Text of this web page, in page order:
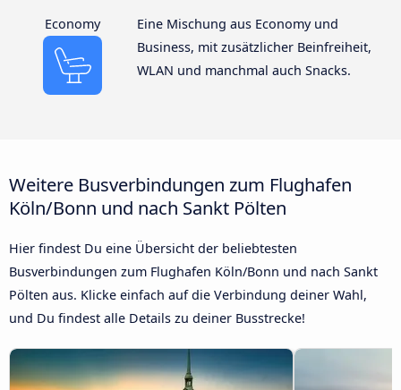
Economy
Eine Mischung aus Economy und
Business, mit zusätzlicher Beinfreiheit,
WLAN und manchmal auch Snacks.
Weitere Busverbindungen zum Flughafen
Köln/Bonn und nach Sankt Pölten
Hier findest Du eine Übersicht der beliebtesten
Busverbindungen zum Flughafen Köln/Bonn und nach Sankt
Pölten aus. Klicke einfach auf die Verbindung deiner Wahl,
und Du findest alle Details zu deiner Busstrecke!